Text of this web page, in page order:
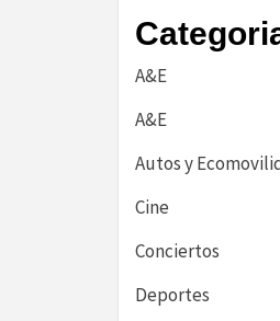
A&E
A&E
Autos y
Cine
Conciertos
Deportes